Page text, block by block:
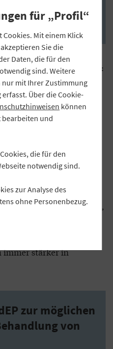
mag, aber nie gleich null
den Nagel auf den Kopf:
die hohen Risiken im
besteht in
nicht mit
da sie als
gelten. Doch
wir, dass das nicht der
ist Griechenland,
einen Teil seiner
hat. Und trotzdem
immer stärker in
zur möglichen
von
für „Profil“
Cookies. Mit einem Klick
Sie die
Daten, die für den
sind. Weitere
nur mit Ihrer Zustimmung
Über die Cookie-
können
bearbeiten und
die für den
notwendig sind.
zur Analyse des
ohne Personenbezug.